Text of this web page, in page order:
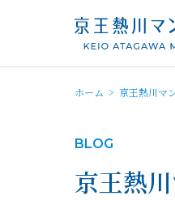
ホーム 京王熱川マ
BLOG
京王熱